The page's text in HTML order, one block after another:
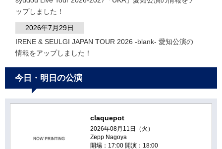
ップしました！
2026年7月29日
IRENE & SEULGI JAPAN TOUR 2026 -blank- 愛知公演の
情報をアップしました！
2026年7月25日
葉加瀬太郎 東海東京フィナンシャル･グループ presents 葉
加瀬太郎 コンサートツアー 2026 〜30th Anniversary〜
THIS IS THIRTY 追加公演の情報をアップしました！
T.M.Revolution 愛知公演の情報をアップしました！
今日・明日の公演
claquepot
2026年08月11日（火）
Zepp Nagoya
開場：17:00 開演：18:00